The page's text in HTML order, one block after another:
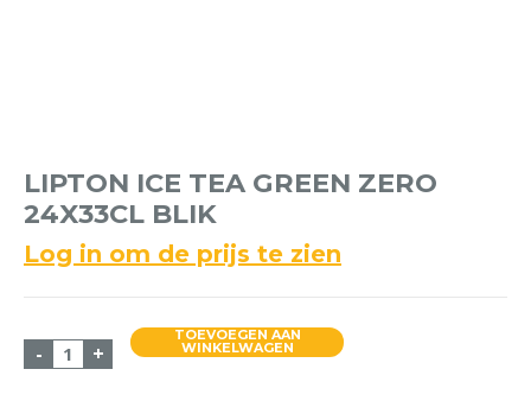
LIPTON ICE TEA GREEN ZERO
24X33CL BLIK
Log in om de prijs te zien
- Lipton Ice Tea GREEN ZERO 24x33cl Blik aantal
+
TOEVOEGEN AAN
WINKELWAGEN